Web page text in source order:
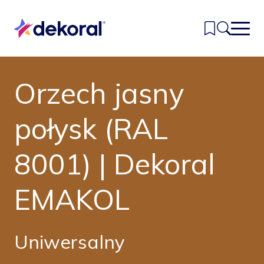
głównej
treści
Inspiracje
Kolory
Produkty
Znajdź sklep
Kontakt
Orzech jasny
połysk (RAL
8001) | Dekoral
EMAKOL
Uniwersalny